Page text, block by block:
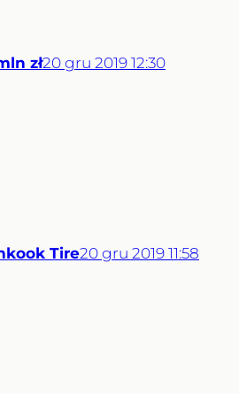
zł20 gru 2019 12:30
Tire20 gru 2019 11:58